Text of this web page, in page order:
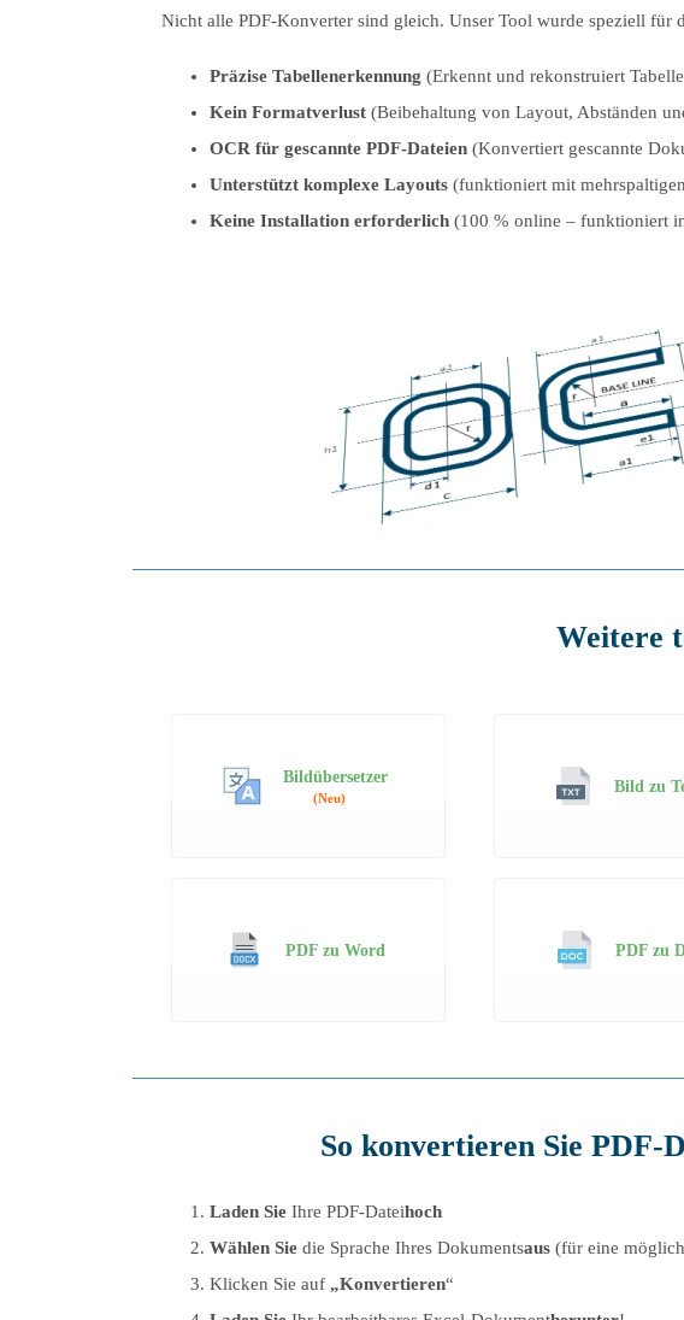
Nicht alle PDF-Konverter sind gleich. Unser Tool wurde speziell für
Präzise Tabellenerkennung (Erkennt und rekonstruiert
Kein Formatverlust (Beibehaltung von Layout, Abständen
OCR für gescannte PDF-Dateien (Konvertiert gescannte
Unterstützt komplexe Layouts (funktioniert mit
Keine Installation erforderlich (100 % online – funktioniert
Weitere
Bildübersetzer
(Neu)
Bild zu
PDF zu Word PDF zu
So konvertieren Sie PDF-
Laden Sie Ihre PDF-Dateihoch
Wählen Sie die Sprache Ihres Dokumentsaus (für eine
Klicken Sie auf „Konvertieren“